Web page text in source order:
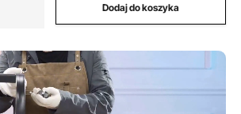
Dodaj do koszyka